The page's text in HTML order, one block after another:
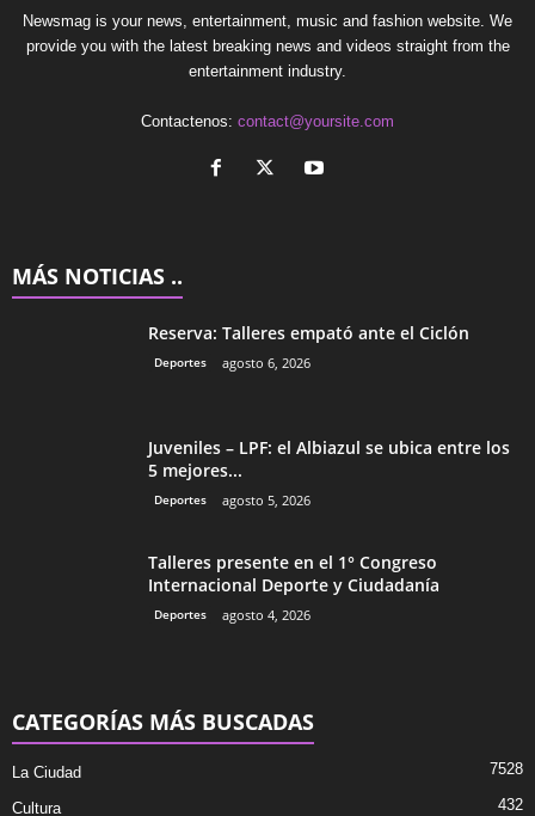
Newsmag is your news, entertainment, music and fashion website. We
provide you with the latest breaking news and videos straight from the
entertainment industry.
Contactenos: contact@yoursite.com
MÁS NOTICIAS ..
Reserva: Talleres empató ante el Ciclón
Deportes agosto 6, 2026
Juveniles – LPF: el Albiazul se ubica entre los
5 mejores...
Deportes agosto 5, 2026
Talleres presente en el 1° Congreso
Internacional Deporte y Ciudadanía
Deportes agosto 4, 2026
CATEGORÍAS MÁS BUSCADAS
La Ciudad 7528
Cultura 432